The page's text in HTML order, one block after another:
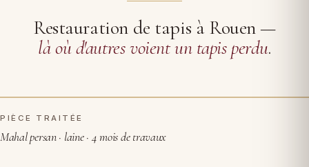
Restauration de tapis à Rouen —
là où d'autres voient un tapis perdu.
AVANT RESTAURATION
PIÈCE TRAITÉE
Mahal persan · laine · 4 mois de travaux